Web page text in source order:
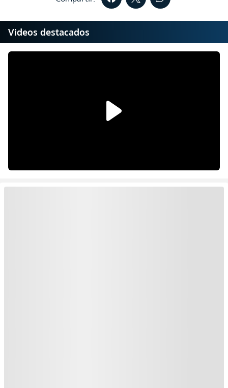
Videos destacados